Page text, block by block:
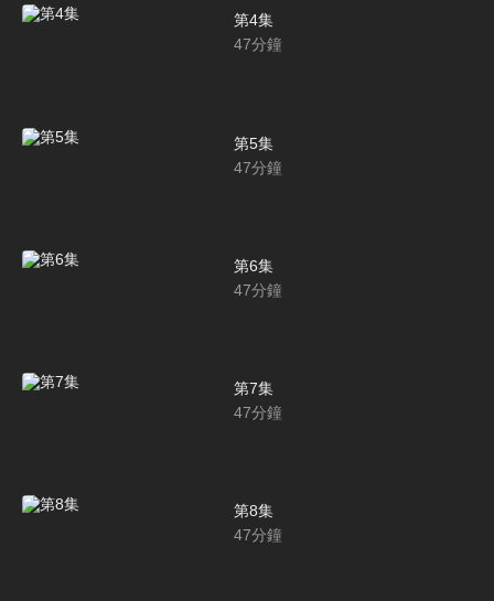
第4集
47分鐘
第5集
47分鐘
第6集
47分鐘
第7集
47分鐘
第8集
47分鐘